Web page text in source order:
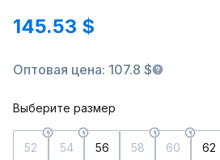
145.53 $
Оптовая цена: 107.8 $
Выберите размер
52 54 56 58 60 62